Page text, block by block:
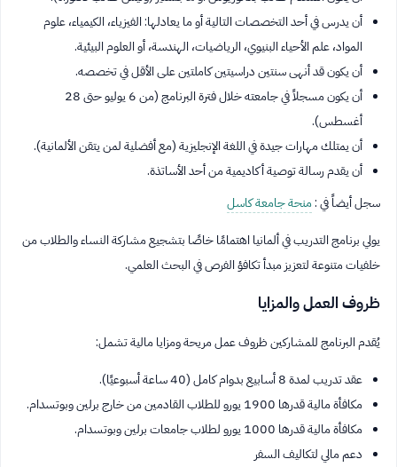
أن يدرس في أحد التخصصات التالية أو ما يعادلها: الفيزياء، الكيمياء، علوم
المواد، علم الأحياء البنيوي، الرياضيات، الهندسة، أو العلوم البيئية.
أن يكون قد أنهى سنتين دراسيتين كاملتين على الأقل في تخصصه.
أن يكون مسجلاً في جامعته خلال فترة البرنامج (من 6 يوليو حتى 28
أغسطس).
أن يمتلك مهارات جيدة في اللغة الإنجليزية (مع أفضلية لمن يتقن الألمانية).
أن يقدم رسالة توصية أكاديمية من أحد الأساتذة.
سجل أيضاً في :منحة جامعة كاسل
يولي برنامج التدريب في ألمانيا اهتمامًا خاصًا بتشجيع مشاركة النساء والطلاب من
خلفيات متنوعة لتعزيز مبدأ تكافؤ الفرص في البحث العلمي.
ظروف العمل والمزايا
يُقدم البرنامج للمشاركين ظروف عمل مريحة ومزايا مالية تشمل:
عقد تدريب لمدة 8 أسابيع بدوام كامل (40 ساعة أسبوعيًا).
مكافأة مالية قدرها 1900 يورو للطلاب القادمين من خارج برلين وبوتسدام.
مكافأة مالية قدرها 1000 يورو لطلاب جامعات برلين وبوتسدام.
دعم مالي لتكاليف السفر